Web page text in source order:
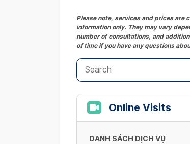
Please note, services and prices are
information only. They may vary
number of consultations, and
of time if you have any questions
Online Visits
DANH SÁCH DỊCH VỤ